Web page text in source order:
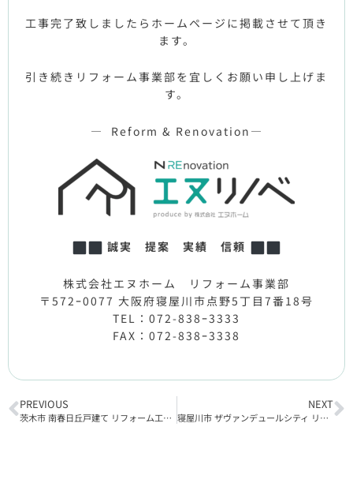
工事完了致しましたらホームページに掲載させて頂き
ます。
引き続きリフォーム事業部を宜しくお願い申し上げま
す。
— Reform & Renovation—
誠実 提案 実績 信頼
株式会社エヌホーム リフォーム事業部
〒572ｰ0077 大阪府寝屋川市点野5丁目7番18号
TEL：072-838ｰ3333
FAX：072-838ｰ3338
PREVIOUS
茨木市 南春日丘戸建て リフォーム工事着工
NEXT
寝屋川市 ザヴァンデュールシティ リフォーム工事完了